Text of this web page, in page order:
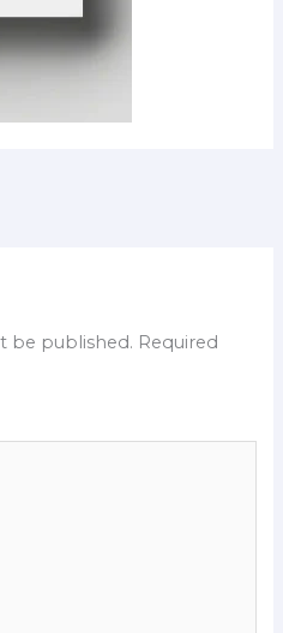
be published. Required